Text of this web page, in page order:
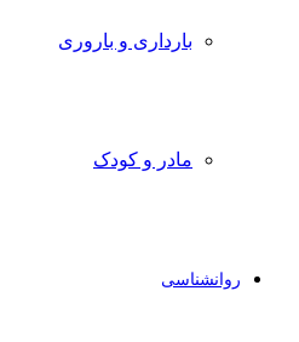
بارداری و باروری
مادر و کودک
روانشناسی